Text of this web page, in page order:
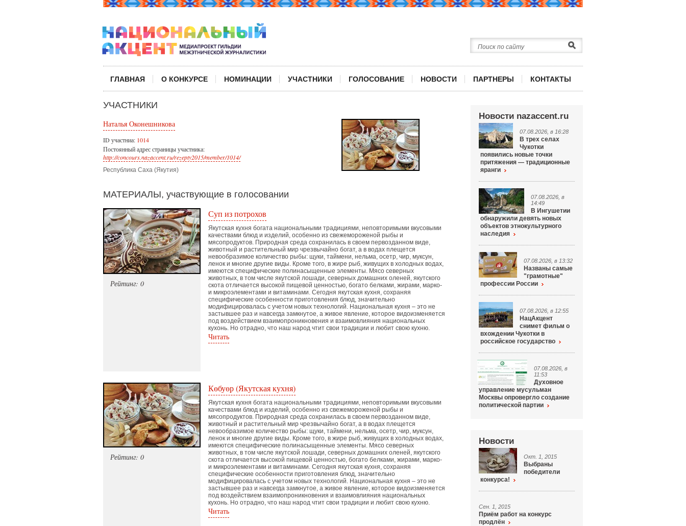
ГЛАВНАЯ О КОНКУРСЕ НОМИНАЦИИ УЧАСТНИКИ ГОЛОСОВАНИЕ НОВОСТИ ПАРТНЕРЫ КОНТАКТЫ
УЧАСТНИКИ
Наталья Оконешникова
ID участниа: 1014
Постоянный адрес страницы участника:
http://concours.nazaccent.ru/rezepty2015/member/1014/
Республика Саха (Якутия)
МАТЕРИАЛЫ, участвующие в голосовании
Рейтинг: 0
Суп из потрохов
Якутская кухня богата национальными традициями, неповторимыми вкусовыми
качествами блюд и изделий, особенно из свежемороженой рыбы и
мясопродуктов. Природная среда сохранилась в своем первозданном виде,
животный и растительный мир чрезвычайно богат, а в водах плещется
невообразимое количество рыбы: щуки, таймени, нельма, осетр, чир, муксун,
ленок и многие другие виды. Кроме того, в жире рыб, живущих в холодных водах,
имеются специфические полинасыщенные элементы. Мясо северных
животных, в том числе якутской лошади, северных домашних оленей, якутского
скота отличается высокой пищевой ценностью, богато белками, жирами, марко-
и микроэлементами и витаминами. Сегодня якутская кухня, сохраняя
специфические особенности приготовления блюд, значительно
модифицировалась с учетом новых технологий. Национальная кухня – это не
застывшее раз и навсегда замкнутое, а живое явление, которое видоизменяется
под воздействием взаимопроникновения и взаимовлияния национальных
кухонь. Но отрадно, что наш народ чтит свои традиции и любит свою кухню.
Читать
Рейтинг: 0
Көбуөр (Якутская кухня)
Якутская кухня богата национальными традициями, неповторимыми вкусовыми
качествами блюд и изделий, особенно из свежемороженой рыбы и
мясопродуктов. Природная среда сохранилась в своем первозданном виде,
животный и растительный мир чрезвычайно богат, а в водах плещется
невообразимое количество рыбы: щуки, таймени, нельма, осетр, чир, муксун,
ленок и многие другие виды. Кроме того, в жире рыб, живущих в холодных водах,
имеются специфические полинасыщенные элементы. Мясо северных
животных, в том числе якутской лошади, северных домашних оленей, якутского
скота отличается высокой пищевой ценностью, богато белками, жирами, марко-
и микроэлементами и витаминами. Сегодня якутская кухня, сохраняя
специфические особенности приготовления блюд, значительно
модифицировалась с учетом новых технологий. Национальная кухня – это не
застывшее раз и навсегда замкнутое, а живое явление, которое видоизменяется
под воздействием взаимопроникновения и взаимовлияния национальных
кухонь. Но отрадно, что наш народ чтит свои традиции и любит свою кухню.
Читать
Новости nazaccent.ru
07.08.2026, в 16:28
В трех селах
Чукотки
появились новые точки
притяжения — традиционные
яранги
07.08.2026, в
14:49
В Ингушетии
обнаружили девять новых
объектов этнокультурного
наследия
07.08.2026, в 13:32
Названы самые
"грамотные"
профессии России
07.08.2026, в 12:55
НацАкцент
снимет фильм о
вхождении Чукотки в
российское государство
07.08.2026, в
11:53
Духовное
управление мусульман
Москвы опровергло создание
политической партии
Новости
Окт. 1, 2015
Выбраны
победители
конкурса!
Сен. 1, 2015
Приём работ на конкурс
продлён